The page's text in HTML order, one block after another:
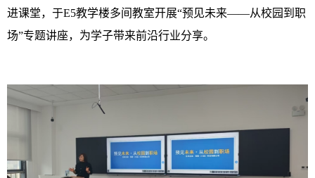
进课堂，于E5教学楼多间教室开展“预见未来——从校园到职
场”专题讲座，为学子带来前沿行业分享。